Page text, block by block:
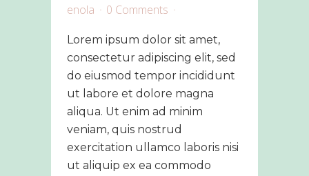
enola
0 Comments
Lorem ipsum dolor sit amet,
consectetur adipiscing elit, sed
do eiusmod tempor incididunt
ut labore et dolore magna
aliqua. Ut enim ad minim
veniam, quis nostrud
exercitation ullamco laboris nisi
ut aliquip ex ea commodo